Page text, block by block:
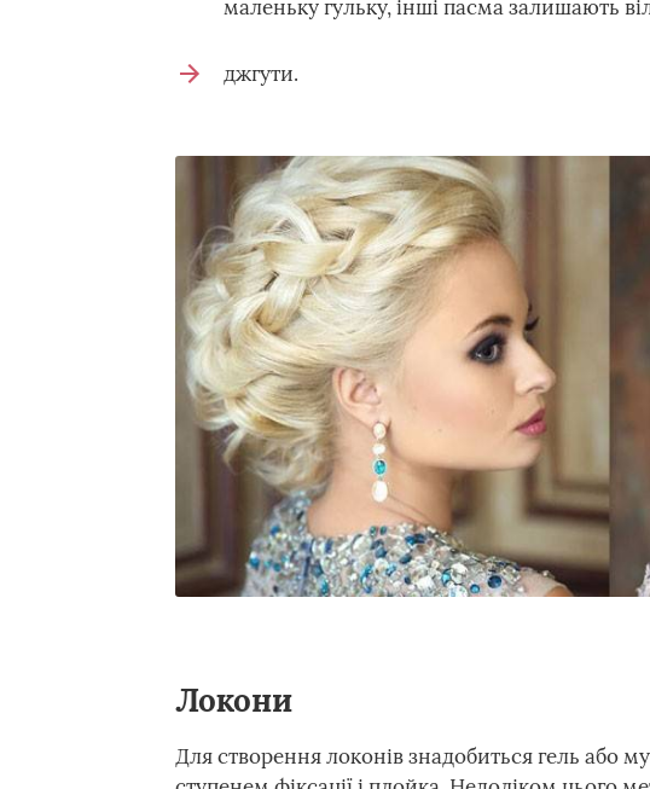
маленьку гульку, інші пасма залишають
джгути.
Локони
Для створення локонів знадобиться гель або